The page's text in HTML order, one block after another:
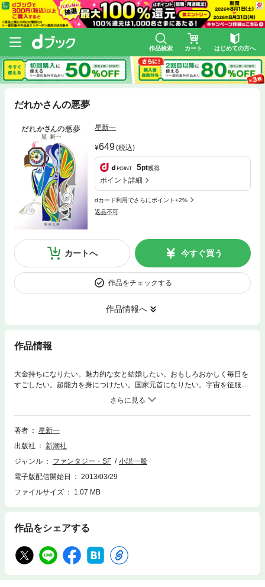
作品検索 カート はじめての方へ
だれかさんの悪夢
星新一
649(税込)
5pt獲得
ポイント詳細
dカード利用でさらにポイント+2%
返品不可
カートへ 今すぐ買う
作品をチェックする
作品情報へ
作品情報
大金持ちになりたい。魅力的な女と結婚したい。おもしろおかしく毎日を
すごしたい。超能力を身につけたい。国家元首になりたい。宇宙を征服し
たい。早く刑務所から出たい。——平凡なことから途方もないことまで、
ああもしたい、こうもしたいと限りなく広がる人間の夢。だが、その夢が
実現してみると……。欲望多き人間たちがひきおこす悲劇喜劇を軽妙に描
く傑作ショートショート集。
著者
星新一
出版社
新潮社
ジャンル
ファンタジー・SF
小説一般
電子版配信開始日
2013/03/29
ファイルサイズ
1.07 MB
作品をシェアする